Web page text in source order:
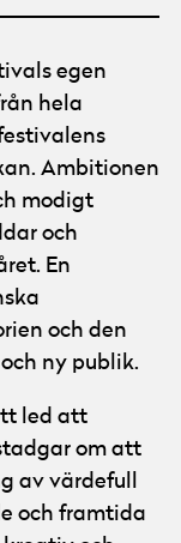
egen
hela
Ambitionen
modigt
och
En
och den
ny publik.
led att
om att
av värdefull
och framtida